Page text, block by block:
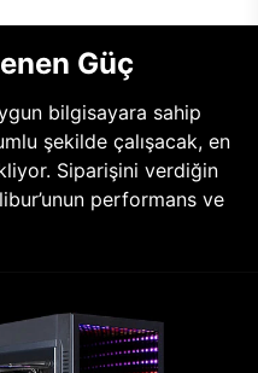
Güç
bilgisayara sahip
şekilde çalışacak, en
Siparişini verdiğin
performans ve